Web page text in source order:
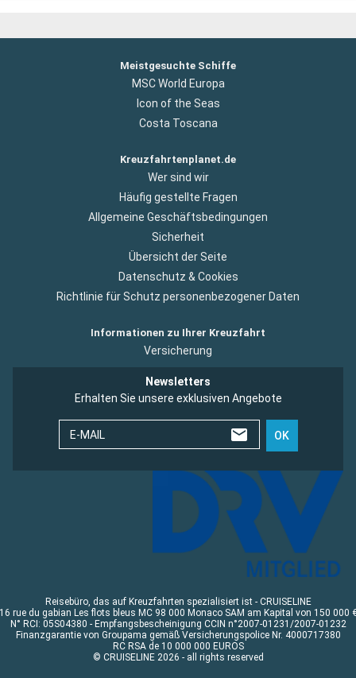
Meistgesuchte Schiffe
MSC World Europa
Icon of the Seas
Costa Toscana
Kreuzfahrtenplanet.de
Wer sind wir
Häufig gestellte Fragen
Allgemeine Geschäftsbedingungen
Sicherheit
Übersicht der Seite
Datenschutz & Cookies
Richtlinie für Schutz personenbezogener Daten
Informationen zu Ihrer Kreuzfahrt
Versicherung
Newsletters
Erhalten Sie unsere exklusiven Angebote
E-MAIL OK
Reisebüro, das auf Kreuzfahrten spezialisiert ist - CRUISELINE
rue du gabian Les flots bleus MC 98 000 Monaco SAM am Kapital von 150 000
N° RCI: 05S04380 - Empfangsbescheinigung CCIN n°2007-01231/2007-01232
Finanzgarantie von Groupama gemäß Versicherungspolice Nr. 4000717380
RC RSA de 10 000 000 EUROS
© CRUISELINE 2026 - all rights reserved